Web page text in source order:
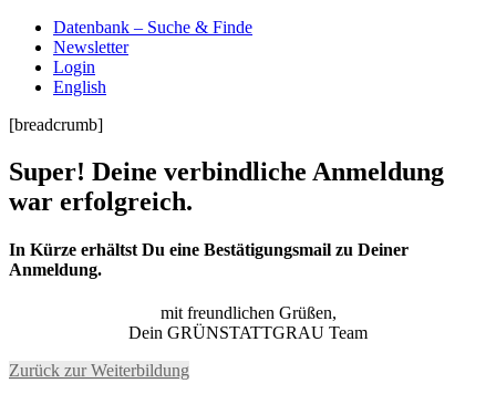
Datenbank – Suche & Finde
Newsletter
Login
English
[breadcrumb]
Super! Deine verbindliche Anmeldung
war erfolgreich.
In Kürze erhältst Du eine Bestätigungsmail zu Deiner
Anmeldung.
mit freundlichen Grüßen,
Dein GRÜNSTATTGRAU Team
Zurück zur Weiterbildung